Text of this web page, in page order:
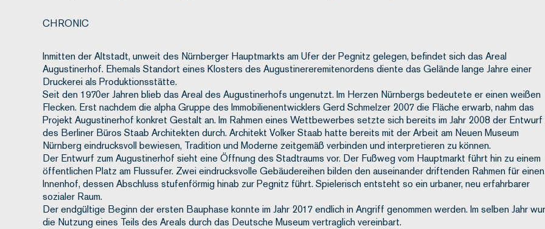
CHRONIC
Inmitten der Altstadt, unweit des Nürnberger Hauptmarkts am Ufer der Pegnitz gelegen, befindet sich das Areal
Augustinerhof. Ehemals Standort eines Klosters des Augustinereremitenordens diente das Gelände lange Jahre einer
Druckerei als Produktionsstätte.
Seit den 1970er Jahren blieb das Areal des Augustinerhofs ungenutzt. Im Herzen Nürnbergs bedeutete er einen weißen
Flecken. Erst nachdem die alpha Gruppe des Immobilienentwicklers Gerd Schmelzer 2007 die Fläche erwarb, nahm das
Projekt Augustinerhof konkret Gestalt an. Im Rahmen eines Wettbewerbes setzte sich bereits im Jahr 2008 der Entwurf
des Berliner Büros Staab Architekten durch. Architekt Volker Staab hatte bereits mit der Arbeit am Neuen Museum
Nürnberg eindrucksvoll bewiesen, Tradition und Moderne zeitgemäß verbinden und interpretieren zu können.
Der Entwurf zum Augustinerhof sieht eine Öffnung des Stadtraums vor. Der Fußweg vom Hauptmarkt führt hin zu einem
öffentlichen Platz am Flussufer. Zwei eindrucksvolle Gebäudereihen bilden den auseinander driftenden Rahmen für einen
Innenhof, dessen Abschluss stufenförmig hinab zur Pegnitz führt. Spielerisch entsteht so ein urbaner, neu erfahrbarer
sozialer Raum.
Der endgültige Beginn der ersten Bauphase konnte im Jahr 2017 endlich in Angriff genommen werden. Im selben Jahr
die Nutzung eines Teils des Areals durch das Deutsche Museum vertraglich vereinbart.